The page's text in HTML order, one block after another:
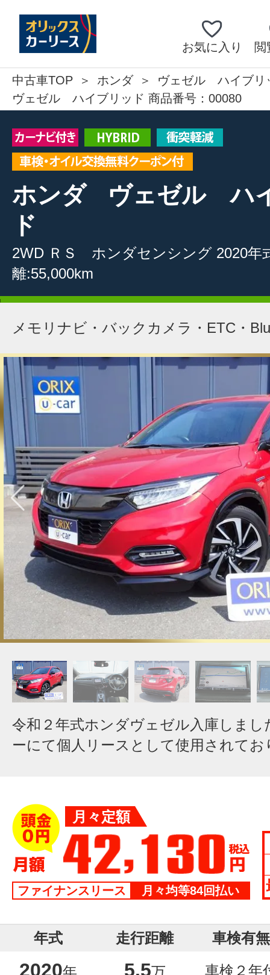
お気に入り 閲
中古車TOP ホンダ
ヴェゼル ハイブリ
ヴェゼル ハイブリッド 商品番号：00080
ホンダ
ヴェゼル ハ
ド
2WD ＲＳ ホンダセンシング 2020年
離:55,000km
メモリナビ・バックカメラ・ETC・
令和２年式ホンダヴェゼル入庫しまし
ーにて個人リースとして使用されてお
月々定額
ファイナンスリース 月々均等84回払い
年式 走行距離 車検有無
2020年
5.5万
車検２年